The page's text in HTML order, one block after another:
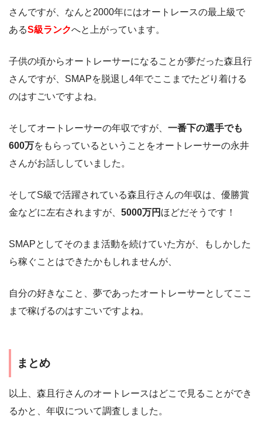
さんですが、なんと2000年にはオートレースの最上級で
あるS級ランクへと上がっています。
子供の頃からオートレーサーになることが夢だった森且行
さんですが、SMAPを脱退し4年でここまでたどり着ける
のはすごいですよね。
そしてオートレーサーの年収ですが、 一番下の選手でも
600万をもらっているということをオートレーサーの永井
さんがお話ししていました。
そしてS級で活躍されている森且行さんの年収は、優勝賞
金などに左右されますが、 5000万円 ほどだそうです！
SMAPとしてそのまま活動を続けていた方が、もしかした
ら稼ぐことはできたかもしれませんが、
自分の好きなこと、夢であったオートレーサーとしてここ
まで稼げるのはすごいですよね。
まとめ
以上、森且行さんのオートレースはどこで見ることができ
るかと、年収について調査しました。